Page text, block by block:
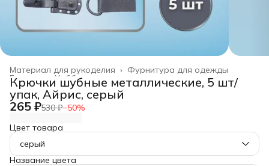
Фурнитура для одежды
Материал для рукоделия ›
Хобби и творчество ›
Главная ›
Крючки шубные металлические, 5 шт/
упак, Айрис, серый
265 ₽530 ₽−50%
Цвет товара
серый
Название цвета